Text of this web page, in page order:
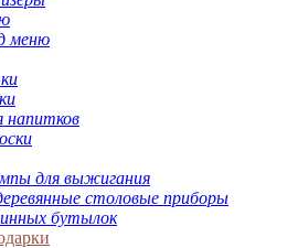
меню
напитков
для выжигания
столовые приборы
бутылок